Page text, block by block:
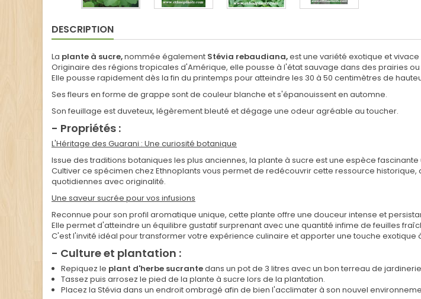
DESCRIPTION
La plante à sucre,nommée également Stévia rebaudiana,est une variété exotique et
Originaire des régions tropicales d'Amérique, elle pousse à l'état sauvage dans des prairies
Elle pousse rapidement dès la fin du printemps pour atteindre les 30 à 50 centimètres de
Ses fleurs en forme de grappe sont de couleur blanche et s'épanouissent en automne.
Son feuillage est duveteux, légèrement bleuté et dégage une odeur agréable au toucher.
- Propriétés :
L'Héritage des Guarani : Une curiosité botanique
Issue des traditions botaniques les plus anciennes, la plante à sucre est une espèce
Cultiver ce spécimen chez Ethnoplants vous permet de redécouvrir cette ressource
quotidiennes avec originalité.
Une saveur sucrée pour vos infusions
Reconnue pour son profil aromatique unique, cette plante offre une douceur intense et
Elle permet d'atteindre un équilibre gustatif surprenant avec une quantité infime de feuilles
C'est l'invité idéal pour transformer votre expérience culinaire et apporter une touche exotique
- Culture et plantation :
Repiquez le plant d'herbe sucrantedans un pot de 3 litres avec un bon terreau de
Tassez puis arrosez le pied de la plante à sucre lors de la plantation.
Placez la Stévia dans un endroit ombragé afin de bien l'acclimater à son nouvel